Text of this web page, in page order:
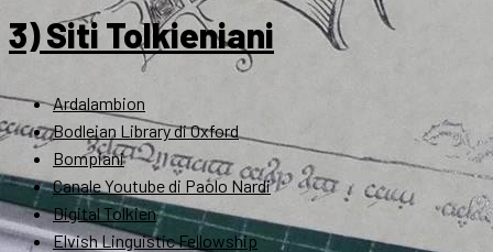
3) Siti Tolkieniani
Ardalambion
Bodleian Library di Oxford
Bompiani
Canale Youtube di Paolo Nardi
Digital Tolkien
Elvish Linguistic Fellowship